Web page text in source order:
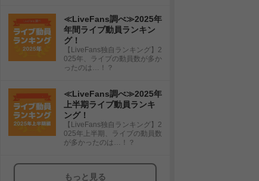
≪LiveFans調べ≫2025年
年間ライブ動員ランキン
グ！
【LiveFans独自ランキング】2
025年、ライブの動員数が多か
ったのは…！？
≪LiveFans調べ≫2025年
上半期ライブ動員ランキ
ング！
【LiveFans独自ランキング】2
025年上半期、ライブの動員数
が多かったのは…！？
もっと見る